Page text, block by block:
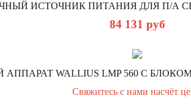
ИСТОЧНИК ПИТАНИЯ ДЛЯ П/А
84 131 руб
WALLIUS LMP 560 С
Свяжитесь с нами насчёт